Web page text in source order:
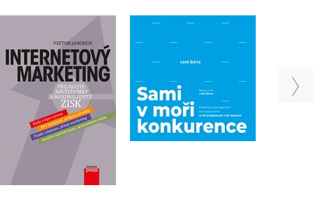
Internetový marketing
Viktor Janouch
499 Kč
399 Kč
konkurence
(audiokniha)